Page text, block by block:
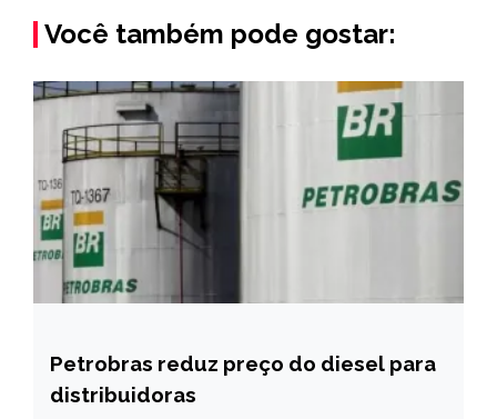
Você também pode gostar:
BRASIL
NOTÍCIAS
Petrobras reduz preço do diesel para
distribuidoras